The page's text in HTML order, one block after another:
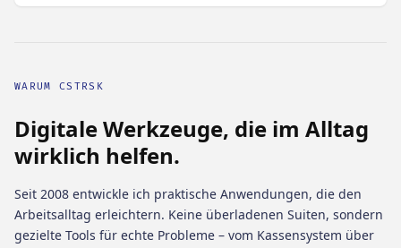
WARUM CSTRSK
Digitale Werkzeuge, die im Alltag
wirklich helfen.
Seit 2008 entwickle ich praktische Anwendungen, die den
Arbeitsalltag erleichtern. Keine überladenen Suiten, sondern
gezielte Tools für echte Probleme – vom Kassensystem über